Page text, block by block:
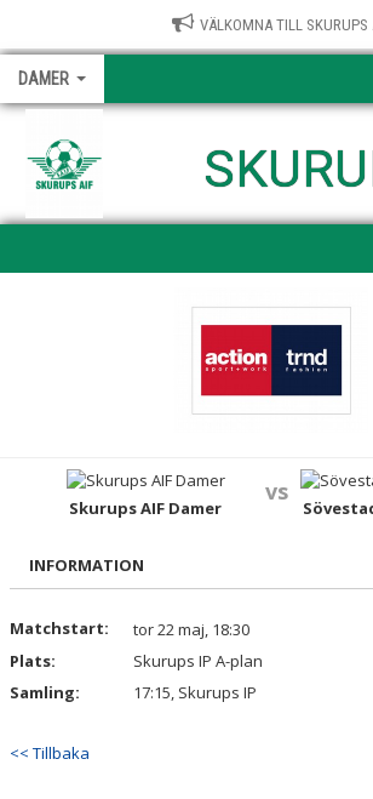
VÄLKOMNA TILL SKURUPS
DAMER
TRUPPEN
BILDGALLERI
KONTAKT
Skurups AIF Damer
vs
INFORMATION
Matchstart:
tor 22 maj, 18:30
Plats:
Skurups IP A-plan
Samling:
17:15, Skurups IP
<< Tillbaka